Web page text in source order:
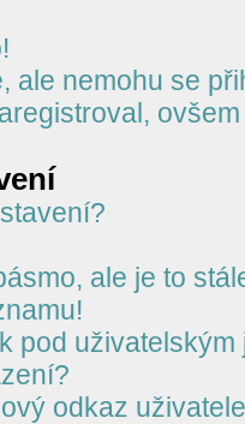
ale nemohu se
ale je to
pod uživatelským
odkaz